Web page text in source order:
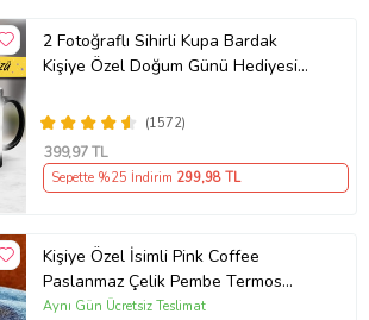
2 Fotoğraflı Sihirli Kupa Bardak
Kişiye Özel Doğum Günü Hediyesi
Ablaya Abiye Kız Erkek Kardeşe
Arkadaşa Resimli Günü Yıl Dönümü
Hediyesi
(1572)
399,97 TL
Sepette %25 İndirim 299,98 TL
Kişiye Özel İsimli Pink Coffee
Paslanmaz Çelik Pembe Termos
Bardak
Aynı Gün Ücretsiz Teslimat